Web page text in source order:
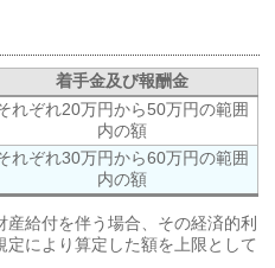
着手金及び報酬金
れぞれ20万円から50万円の範囲
内の額
れぞれ30万円から60万円の範囲
内の額
給付を伴う場合、その経済的利
により算定した額を上限として